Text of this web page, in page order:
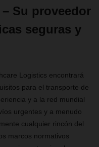
Su proveedor
seguras y
Logistics encontrará
para el transporte de
y a la red mundial
urgentes y a menudo
cualquier rincón del
marcos normativos